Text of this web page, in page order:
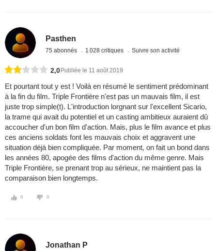
Pasthen
75 abonnés 1 028 critiques Suivre son activité
2,0 Publiée le 11 août 2019
Et pourtant tout y est ! Voilà en résumé le sentiment prédominant
à la fin du film. Triple Frontière n'est pas un mauvais film, il est
juste trop simple(t). L'introduction lorgnant sur l'excellent Sicario,
la trame qui avait du potentiel et un casting ambitieux auraient dû
accoucher d'un bon film d'action. Mais, plus le film avance et plus
ces anciens soldats font les mauvais choix et aggravent une
situation déjà bien compliquée. Par moment, on fait un bond dans
les années 80, apogée des films d'action du même genre. Mais
Triple Frontière, se prenant trop au sérieux, ne maintient pas la
comparaison bien longtemps.
0 0
Jonathan P